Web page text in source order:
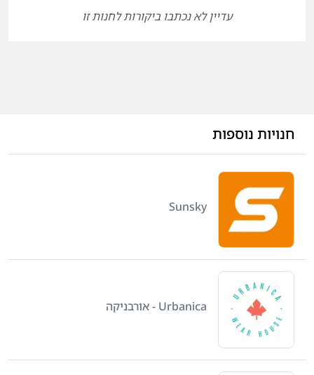
עדיין לא נכתבו ביקורות לחנות זו
חנויות נוספות
Sunsky
Urbanica - אורבניקה